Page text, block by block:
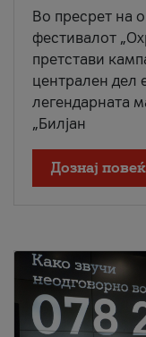
Во пресрет на
фестивалот
претстави
централен дел
легендарната
„Билјан
Дознај